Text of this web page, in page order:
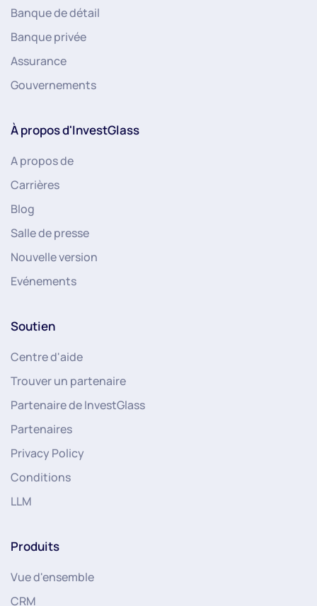
Banque de détail
Banque privée
Assurance
Gouvernements
À propos d'InvestGlass
A propos de
Carrières
Blog
Salle de presse
Nouvelle version
Evénements
Soutien
Centre d'aide
Trouver un partenaire
Partenaire de InvestGlass
Partenaires
Privacy Policy
Conditions
LLM
Produits
Vue d'ensemble
CRM